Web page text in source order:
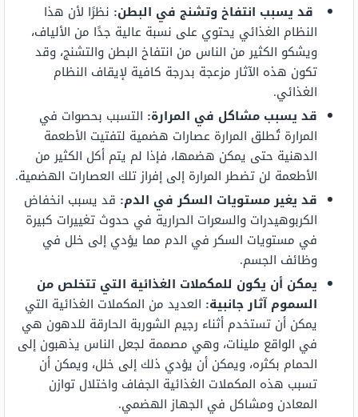
قد يسبب انتفاخ وتشنج في البطن: نظرًا لأن هذا
النظام الغذائي يحتوي على نسبة عالية جدًا من الألياف،
ويشكو الكثير من الناس من انتفاخ البطن والتشنج، وقد
تكون هذه الآثار مزعجة بدرجة كافية لإيقاف النظام
الغذائي.
قد يسبب مشاكل في المرارة: التسبب بحصوات في
المرارة تُطلق المرارة عصارات هضمية لتفتيت الأطعمة
الدهنية حتى يمكن هضمها، فإذا لم يتم أكل الكثير من
الأطعمة لن تضطر المرارة إلى إفراز تلك العصارات الهضمية.
قد يغير مستويات السكر في الدم: قد يسبب انخفاض
الكربوهيدرات والسعرات الحرارية في حدوث تغييرات كبيرة
في مستويات السكر في الدم مما يؤدي إلى خلل في
وظائف الجسم.
يمكن أن يكون للمكملات الغذائية التي تتخلص من
السموم آثار جانبية: العديد من المكملات الغذائية التي
يمكن أن تستخدم أثناء رجيم الشوربة الحارقة للدهون هي
في الواقع ملينات، وهي مصممة لجعل الناس يذهبون إلى
الحمام بكثره، ويمكن أن يؤدي ذلك إلى خلل، ويمكن أن
تسبب هذه المكملات الغذائية الجفاف واختلال توازن
المعادن ومشاكل في الجهاز الهضمي.